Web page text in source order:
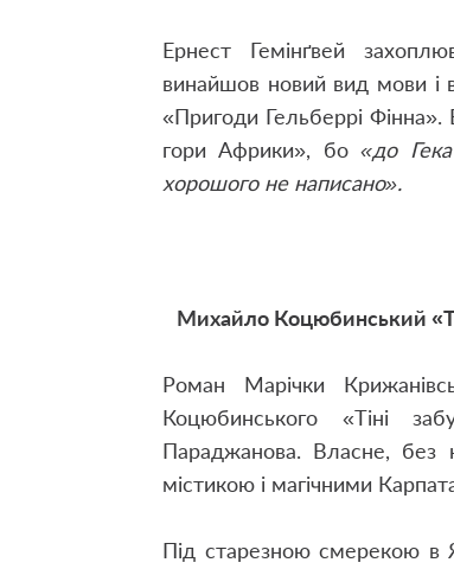
Ернест Гемінґвей
винайшов новий вид мови і
«Пригоди Гельберрі Фінна».
гори Африки», бо«до
хорошого не написано».
Михайло Коцюбинський
Роман Марічки
Коцюбинського «Тіні
Параджанова. Власне, без
містикою і магічними
Під старезною смерекою в